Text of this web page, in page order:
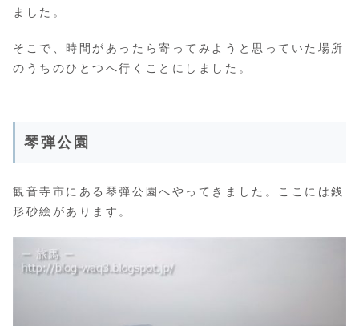
ました。
そこで、時間があったら寄ってみようと思っていた場所
のうちのひとつへ行くことにしました。
琴弾公園
観音寺市にある琴弾公園へやってきました。ここには銭
形砂絵があります。